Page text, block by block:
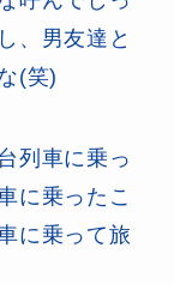
、男友達と
(笑)
列車に乗っ
に乗ったこ
に乗って旅